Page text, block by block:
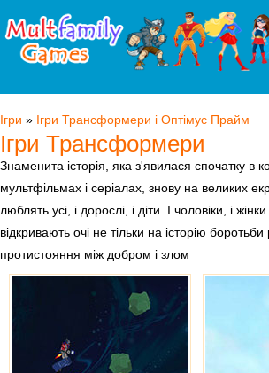
Ігри » Ігри Трансформери і Оптімус Прайм
Ігри Трансформери
Знаменита історія, яка з'явилася спочатку в
мультфільмах і серіалах, знову на великих
люблять усі, і дорослі, і діти. І чоловіки, і
відкривають очі не тільки на історію боротьби
протистояння між добром і злом